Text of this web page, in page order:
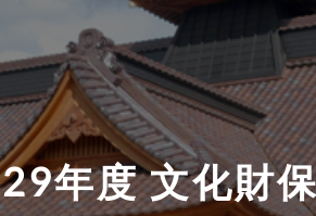
年度 文化財